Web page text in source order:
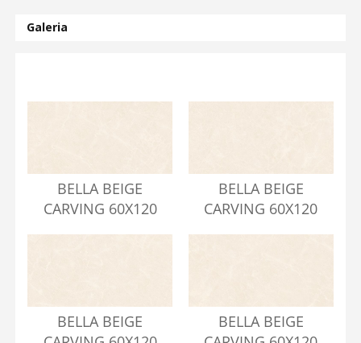
Galeria
BELLA BEIGE
CARVING 60X120
BELLA BEIGE
CARVING 60X120
BELLA BEIGE
BELLA BEIGE